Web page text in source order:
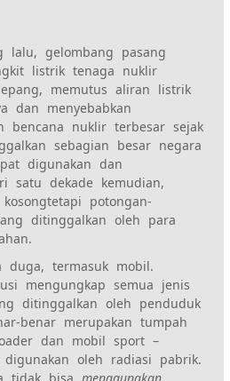
lalu, gelombang pasang
listrik tenaga nuklir
memutus aliran listrik
dan menyebabkan
bencana nuklir terbesar sejak
sebagian besar negara
digunakan dan
satu dekade kemudian,
tetapi potongan-
ditinggalkan oleh para
termasuk mobil.
mengungkap semua jenis
ditinggalkan oleh penduduk
benar merupakan tumpah
dan mobil sport –
oleh radiasi pabrik.